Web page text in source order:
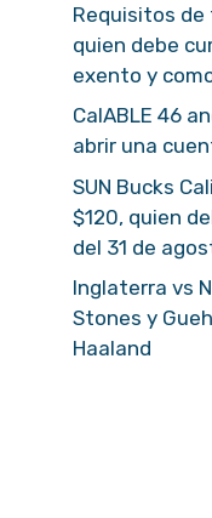
Requisitos de
quien debe
exento y
CalABLE 46
abrir una
SUN Bucks
$120, quien
del 31 de
Inglaterra vs
Stones y
Haaland